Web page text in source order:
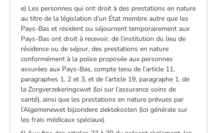
e) Les personnes qui ont droit à des prestations en nature
au titre de la législation d’un État membre autre que les
Pays-Bas et résident ou séjournent temporairement aux
Pays-Bas ont droit à recevoir, de l’institution du lieu de
résidence ou de séjour, des prestations en nature
conformément à la police proposée aux personnes
assurées aux Pays-Bas, compte tenu de l’article 11,
paragraphes 1, 2 et 3, et de l’article 19, paragraphe 1, de
la Zorgverzekeringswet (loi sur l’assurance soins de
santé), ainsi que les prestations en nature prévues par
l’Algemenewet bijzondere ziektekosten (loi générale sur
les frais médicaux spéciaux).